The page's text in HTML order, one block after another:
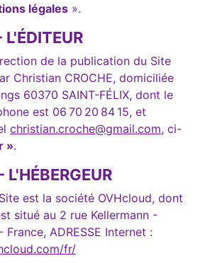
légales ».
L'ÉDITEUR
de la publication du Site
Christian CROCHE, domiciliée
60370 SAINT-FÉLIX, dont le
est 06 70 20 84 15, et
christian.croche@gmail.com, ci-
».
L'HÉBERGEUR
est la société OVHcloud, dont
situé au 2 rue Kellermann -
France, ADRESSE Internet :
fr/